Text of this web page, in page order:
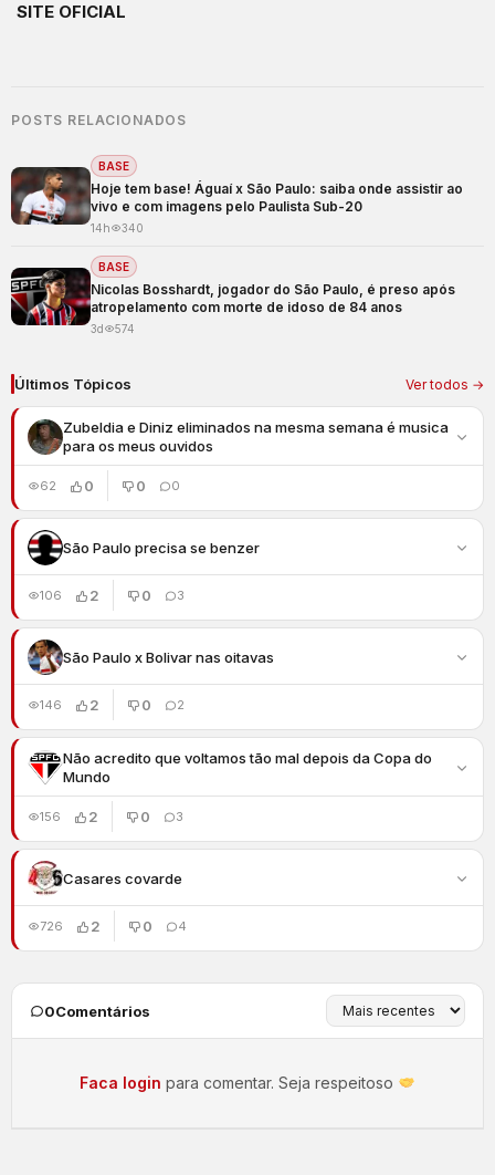
SITE OFICIAL
POSTS RELACIONADOS
BASE
Hoje tem base! Águaí x São Paulo: saiba onde assistir ao
vivo e com imagens pelo Paulista Sub-20
14h 340
BASE
Nicolas Bosshardt, jogador do São Paulo, é preso após
atropelamento com morte de idoso de 84 anos
3d 574
Últimos Tópicos Ver todos →
Zubeldia e Diniz eliminados na mesma semana é musica
para os meus ouvidos
62 0 0 0
São Paulo precisa se benzer
106 2 0 3
São Paulo x Bolivar nas oitavas
146 2 0 2
Não acredito que voltamos tão mal depois da Copa do
Mundo
156 2 0 3
Casares covarde
726 2 0 4
0Comentários
Faca login para comentar. Seja respeitoso